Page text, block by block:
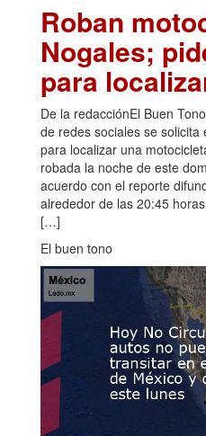
Roban
Nogales;
para
De la redacciónEl Buen
de redes sociales se
para localizar una
robada la noche de este
acuerdo con el reporte
alrededor de las 20:45
[…]
El buen tono